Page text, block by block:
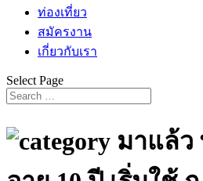
ท่องเที่ยว
สมัครงาน
เกี่ยวกับเรา
Select Page
มาแล้ว